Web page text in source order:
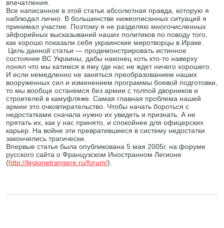
впечатления.
Все написанное в этой статье абсолютная правда, которую я
наблюдал лично. В большинстве нижеописанных ситуаций я
принимал участие. Поэтому я не разделяю многочисленных
эйфорийных высказываний наших политиков по поводу того,
как хорошо показали себя украинские миротворцы в Ираке.
Цель данной статьи — продемонстрировать истинное
состояние ВС Украины, дабы наконец хоть кто-то наверху
понял что мы катимся в яму где нас не ждет ничего хорошего.
И если немедленно не заняться преобразованием наших
вооруженных сил и изменением программы боевой подготовки,
то мы вообще останемся без армии с толпой дворников и
строителей в камуфляже. Самая главная проблема нашей
армии это очковтирательство. Чтобы начать бороться с
недостатками сначала нужно их увидеть и признать. А не
прятать их, как у нас принято, и спокойнее для офицерских
карьер. На войне эти превратившиеся в систему недостатки
закончились трагически.
Впервые статья была опубликована 5 мая 2005г. на форуме
русского сайта о Французском Иностранном Легионе
(http://legionetrangere.ru/forum/).